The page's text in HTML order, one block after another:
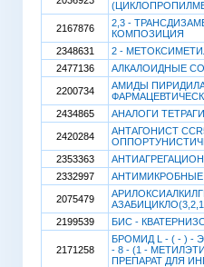
2167876
2,3 -
КОМПОЗИЦИЯ
2348631
2 -
2477136
АЛКАЛОИДНЫЕ
2200734
АМИДЫ
2434865
АНАЛОГИ
2420284
АНТАГОНИСТ
2353363
2332997
2075479
2199539
БИС -
2171258
БРОМИД L - ( - ) -
- 8 - (1 -
ПРЕПАРАТ ДЛЯ